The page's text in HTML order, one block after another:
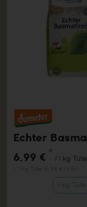
6,99 € *
/ 1 kg Tüte
1 kg Tüte